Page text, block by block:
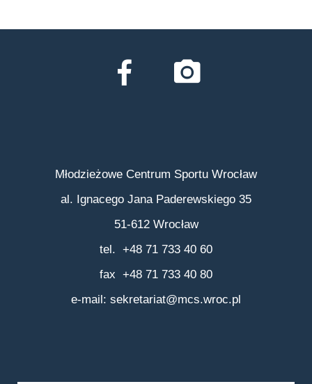
Młodzieżowe Centrum Sportu Wrocław
al. Ignacego Jana Paderewskiego 35
51-612 Wrocław
tel. +48 71 733 40 60
fax +48 71 733 40 80
e-mail: sekretariat@mcs.wroc.pl